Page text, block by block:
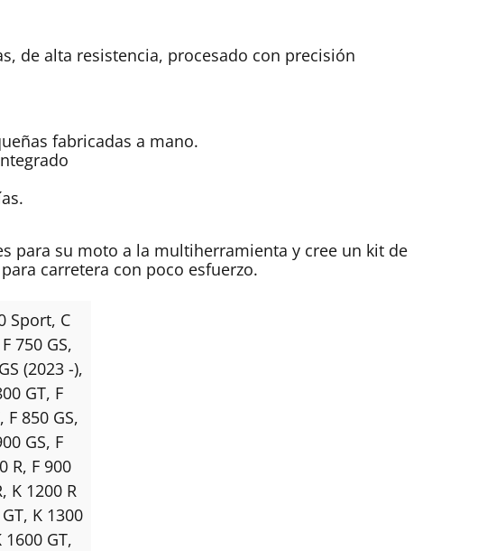
de alta resistencia, procesado con precisión
fabricadas a mano.
para su moto a la multiherramienta y cree un kit de
carretera con poco esfuerzo.
Sport, C
750 GS,
(2023 -),
GT, F
, F 850 GS,
GS, F
R, F 900
, K 1200 R
, K 1300
1600 GT,